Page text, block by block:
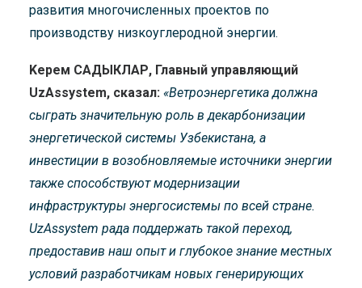
развития многочисленных проектов по
производству низкоуглеродной энергии.
Kерем САДЫКЛАР, Главный управляющий
UzAssystem, сказал: «Ветроэнергетика должна
сыграть значительную роль в декарбонизации
энергетической системы Узбекистана, а
инвестиции в возобновляемые источники энергии
также способствуют модернизации
инфраструктуры энергосистемы по всей стране.
UzAssystem рада поддержать такой переход,
предоставив наш опыт и глубокое знание местных
условий разработчикам новых генерирующих